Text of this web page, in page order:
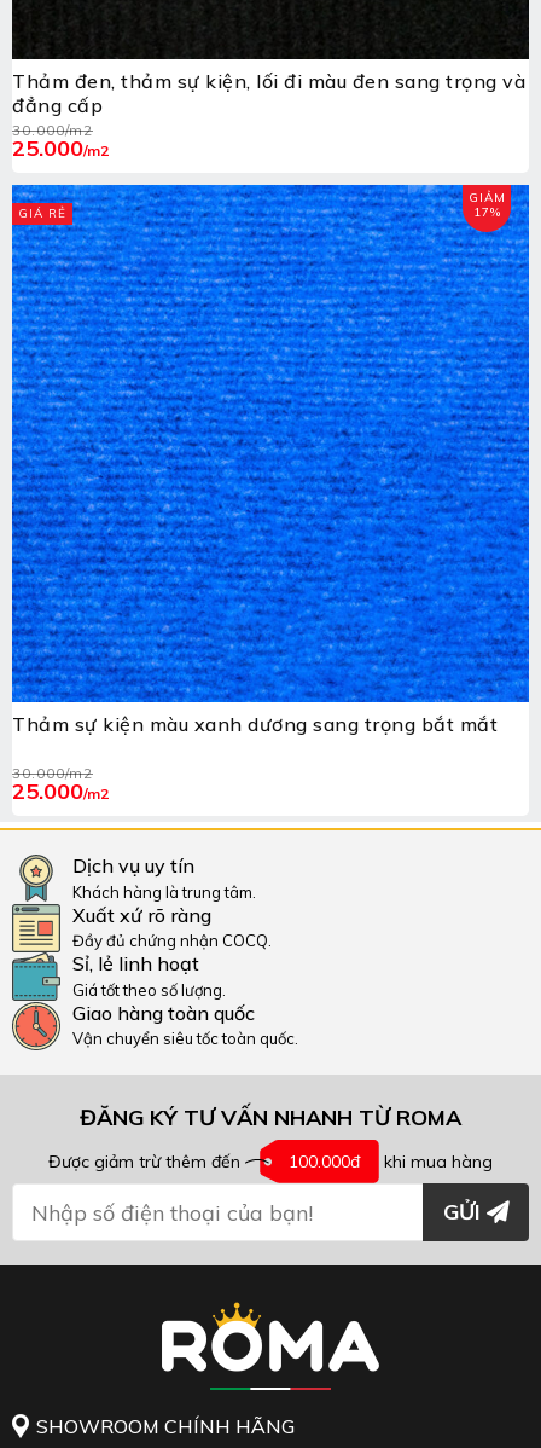
Thảm đen, thảm sự kiện, lối đi màu đen sang trọng và
đẳng cấp
30.000/m2
25.000/m2
GIÁ RẺ
GIẢM
17%
Thảm sự kiện màu xanh dương sang trọng bắt mắt
30.000/m2
25.000/m2
Dịch vụ uy tín
Khách hàng là trung tâm.
Xuất xứ rõ ràng
Đầy đủ chứng nhận COCQ.
Sỉ, lẻ linh hoạt
Giá tốt theo số lượng.
Giao hàng toàn quốc
Vận chuyển siêu tốc toàn quốc.
ĐĂNG KÝ TƯ VẤN NHANH TỪ ROMA
Được giảm trừ thêm đến 100.000đ khi mua hàng
GỬI
SHOWROOM CHÍNH HÃNG